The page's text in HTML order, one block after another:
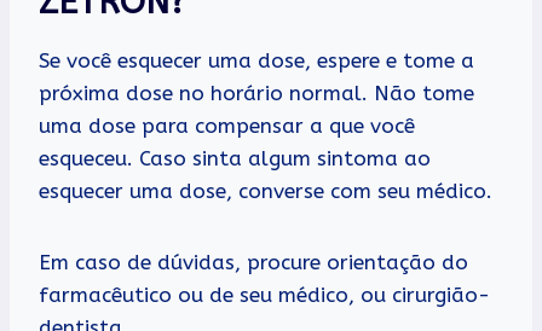
Se você esquecer uma dose, espere e tome a
próxima dose no horário normal. Não tome
uma dose para compensar a que você
esqueceu. Caso sinta algum sintoma ao
esquecer uma dose, converse com seu médico.
Em caso de dúvidas, procure orientação do
farmacêutico ou de seu médico, ou cirurgião-